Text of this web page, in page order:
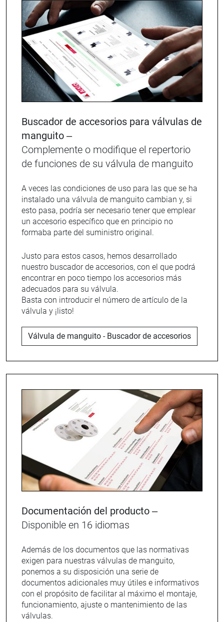
Buscador de accesorios para válvulas de
manguito –
Complemente o modifique el repertorio
de funciones de su válvula de manguito
A veces las condiciones de uso para las que se ha
instalado una válvula de manguito cambian y, si
esto pasa, podría ser necesario tener que emplear
un accesorio específico que en principio no
formaba parte del suministro original.
Justo para estos casos, hemos desarrollado
nuestro buscador de accesorios, con el que podrá
encontrar en poco tiempo los accesorios más
adecuados para su válvula.
Basta con introducir el número de artículo de la
válvula y ¡listo!
Válvula de manguito - Buscador de accesorios
Documentación del producto –
Disponible en 16 idiomas
Además de los documentos que las normativas
exigen para nuestras válvulas de manguito,
ponemos a su disposición una serie de
documentos adicionales muy útiles e informativos
con el propósito de facilitar al máximo el montaje,
funcionamiento, ajuste o mantenimiento de las
válvulas.